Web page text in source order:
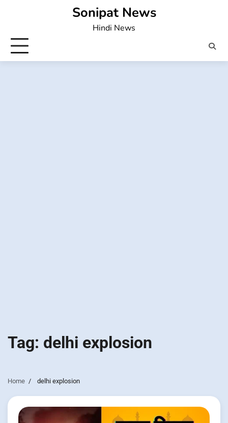
Sonipat News
Hindi News
Tag: delhi explosion
Home delhi explosion